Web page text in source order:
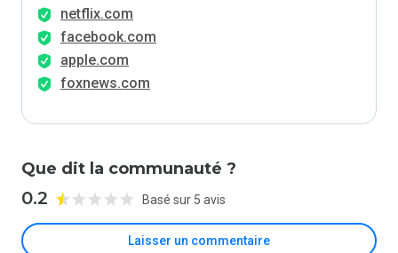
netflix.com
facebook.com
apple.com
foxnews.com
Que dit la communauté ?
0.2 Basé sur 5 avis
Laisser un commentaire